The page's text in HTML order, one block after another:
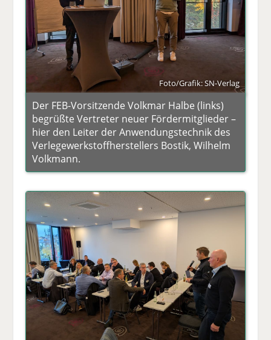
Foto/Grafik: SN-Verlag
Der FEB-Vorsitzende Volkmar Halbe (links)
begrüßte Vertreter neuer Fördermitglieder –
hier den Leiter der Anwendungstechnik des
Verlegewerkstoffherstellers Bostik, Wilhelm
Volkmann.